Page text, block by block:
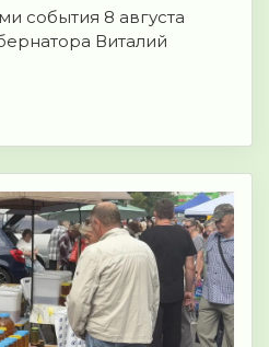
события 8 августа
Виталий